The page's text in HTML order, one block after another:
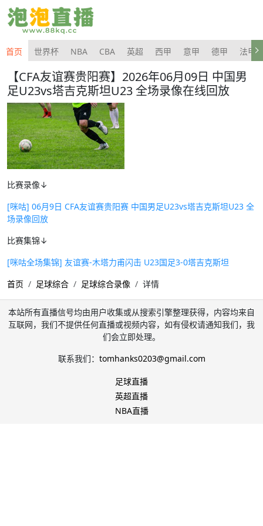
首页 世界杯 NBA CBA 英超 西甲 意甲 德甲 法甲
【CFA友谊赛贵阳赛】2026年06月09日 中国男
足U23vs塔吉克斯坦U23 全场录像在线回放
比赛录像↓
[咪咕] 06月9日 CFA友谊赛贵阳赛 中国男足U23vs塔吉克斯坦U23 全
场录像回放
比赛集锦↓
[咪咕全场集锦] 友谊赛-木塔力甫闪击 U23国足3-0塔吉克斯坦
首页
足球综合 足球综合录像 详情
本站所有直播信号均由用户收集或从搜索引擎整理获得，内容均来自
互联网，我们不提供任何直播或视频内容，如有侵权请通知我们，我
们会立即处理。
联系我们： tomhanks0203@gmail.com
足球直播
英超直播
NBA直播